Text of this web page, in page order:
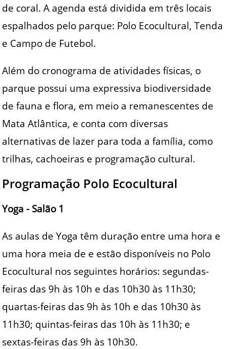
de coral. A agenda está dividida em três locais
espalhados pelo parque: Polo Ecocultural, Tenda
e Campo de Futebol.
Além do cronograma de atividades físicas, o
parque possui uma expressiva biodiversidade
de fauna e flora, em meio a remanescentes de
Mata Atlântica, e conta com diversas
alternativas de lazer para toda a família, como
trilhas, cachoeiras e programação cultural.
Programação Polo Ecocultural
Yoga - Salão 1
As aulas de Yoga têm duração entre uma hora e
uma hora meia de e estão disponíveis no Polo
Ecocultural nos seguintes horários: segundas-
feiras das 9h às 10h e das 10h30 às 11h30;
quartas-feiras das 9h às 10h e das 10h30 às
11h30; quintas-feiras das 10h às 11h30; e
sextas-feiras das 9h às 10h30.